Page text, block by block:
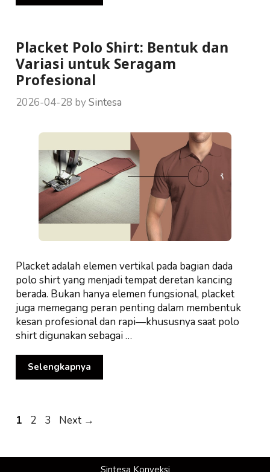
Placket Polo Shirt: Bentuk dan
Variasi untuk Seragam
Profesional
2026-04-28 bySintesa
Placket adalah elemen vertikal pada bagian dada
polo shirt yang menjadi tempat deretan kancing
berada. Bukan hanya elemen fungsional, placket
juga memegang peran penting dalam membentuk
kesan profesional dan rapi—khususnya saat polo
shirt digunakan sebagai …
Selengkapnya
Page
1 Page
2 Page
3 Next →